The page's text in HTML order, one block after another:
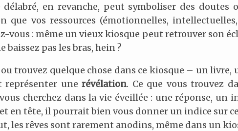
en revanche, peut symboliser des doutes
que vos ressources (émotionnelles,
vous : même un vieux kiosque peut retrouver son
baissez pas les bras, hein ?
trouvez quelque chose dans ce kiosque – un
une révélation. Ce que vous trouvez
cherchez dans la vie éveillée : une réponse, un
en tête, il pourrait bien vous donner un indice sur
les rêves sont rarement anodins, même dans un